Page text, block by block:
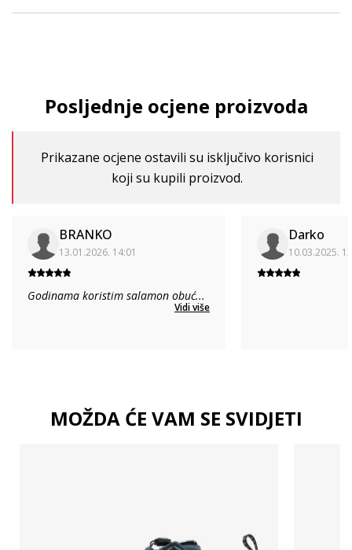
Posljednje ocjene proizvoda
Prikazane ocjene ostavili su isključivo korisnici
koji su kupili proizvod.
BRANKO
13.01.2026. 14:01
Godinama koristim salamon obuć...
Vidi više
Darko
10.03.2025.
MOŽDA ĆE VAM SE SVIDJETI